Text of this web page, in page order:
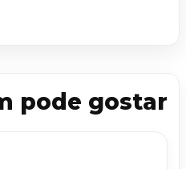
pode gostar